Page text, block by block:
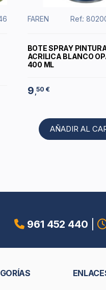
FAREN Ref.:
BOTE SPRAY
ACRILICA BLANCO
400 ML
9 ,50 €
AÑADIR AL
961 452 440